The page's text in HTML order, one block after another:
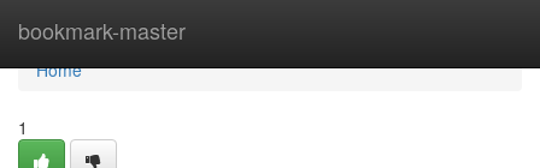
bookmark-master
Home
Home
1